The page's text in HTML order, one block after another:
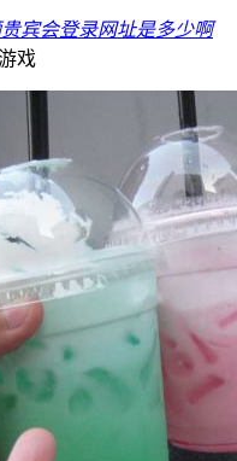
宾会登录网址是多少啊
戏